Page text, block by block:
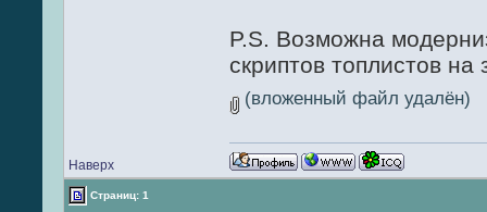
P.S. Возможна
скриптов топлистов на
Наверх
(вложенный файл удалён)
Страниц: 1